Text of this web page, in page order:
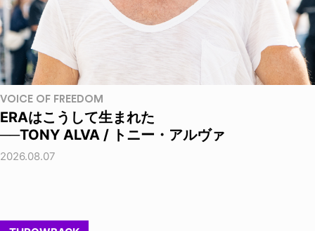
VOICE OF FREEDOM
ERAはこうして生まれた
──TONY ALVA / トニー・アルヴァ
2026.08.07